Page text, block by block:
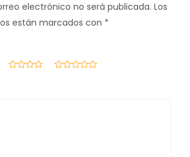
electrónico no será publicada. Los
están marcados con *